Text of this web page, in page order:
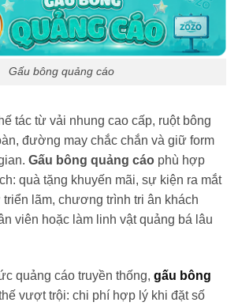
Gấu bông quảng cáo
tác từ vải nhung cao cấp, ruột bông
đường may chắc chắn và giữ form
Gấu bông quảng cáo phù hợp
quà tặng khuyến mãi, sự kiện ra mắt
lãm, chương trình tri ân khách
viên hoặc làm linh vật quảng bá lâu
quảng cáo truyền thống, gấu bông
vượt trội: chi phí hợp lý khi đặt số